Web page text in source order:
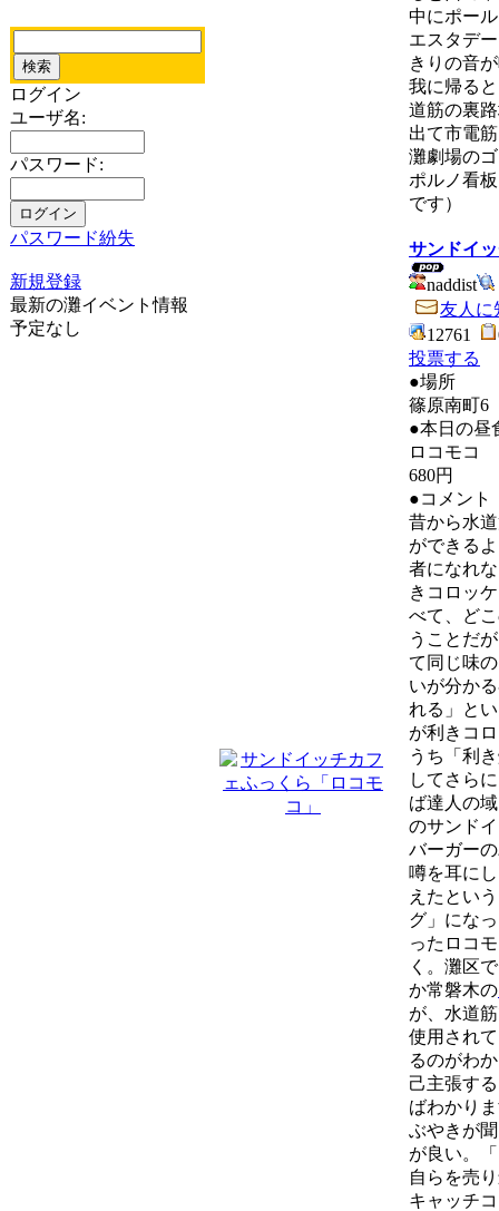
ログイン
ユーザ名:
パスワード:
パスワード紛失
新規登録
最新の灘イベント情報
予定なし
中にポー
エスタデ
きりの音
我に帰る
道筋の裏
出て市電
灘劇場の
ポルノ看
です）
サンドイ
naddist
友人に
12761
投票する
●場所
篠原南町6
●本日の昼
ロコモコ
680円
●コメント
昔から水
ができる
者になれ
きコロッ
べて、ど
うことだ
て同じ味
いが分か
れる」と
が利きコ
うち「利
してさら
ば達人の
のサンド
バーガー
噂を耳に
えたとい
グ」にな
ったロコ
く。灘区
か常磐木の
が、水道
使用され
るのがわ
己主張す
ばわかり
ぶやきが
が良い。
自らを売
キャッチ